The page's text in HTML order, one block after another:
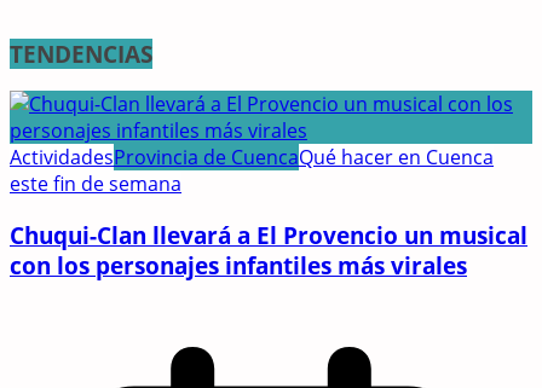
TENDENCIAS
ActividadesProvincia de CuencaQué hacer en Cuenca
este fin de semana
Chuqui-Clan llevará a El Provencio un musical
con los personajes infantiles más virales